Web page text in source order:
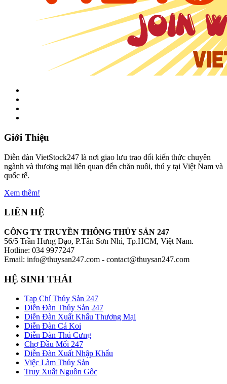
Giới Thiệu
Diễn đàn VietStock247 là nơi giao lưu trao đổi kiến thức chuyên
ngành và thương mại liên quan đến chăn nuôi, thú y tại Việt Nam và
quốc tế.
Xem thêm!
LIÊN HỆ
CÔNG TY TRUYỀN THÔNG THỦY SẢN 247
56/5 Trần Hưng Đạo, P.Tân Sơn Nhì, Tp.HCM, Việt Nam.
Hotline: 034 9977247
Email: info@thuysan247.com - contact@thuysan247.com
HỆ SINH THÁI
Tạp Chí Thủy Sản 247
Diễn Đàn Thủy Sản 247
Diễn Đàn Xuất Khẩu Thương Mại
Diễn Đàn Cá Koi
Diễn Đàn Thú Cưng
Chợ Đầu Mối 247
Diễn Đàn Xuất Nhập Khẩu
Việc Làm Thủy Sản
Truy Xuất Nguồn Gốc